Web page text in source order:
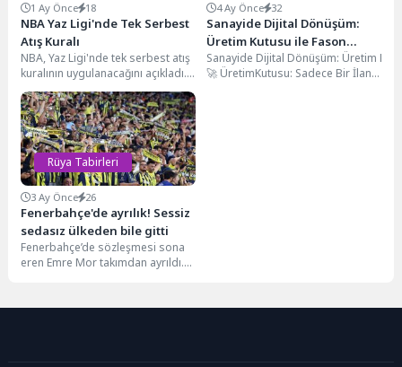
1 Ay Önce 18
NBA Yaz Ligi'nde Tek Serbest
Atış Kuralı
NBA, Yaz Ligi'nde tek serbest atış
kuralının uygulanacağını açıkladı.
Amaç, oyunun hızını artırmak.
4 Ay Önce 32
Sanayide Dijital Dönüşüm:
Üretim Kutusu ile Fason
İmalatta “Yeni Nesil” Dönem
Başladı
Sanayide Dijital Dönüşüm: Üretim
🚀 ÜretimKutusu: Sadece Bir İlan
Rüya Tabirleri
3 Ay Önce 26
Fenerbahçe'de ayrılık! Sessiz
sedasız ülkeden bile gitti
Fenerbahçe’de sözleşmesi sona
eren Emre Mor takımdan ayrıldı.